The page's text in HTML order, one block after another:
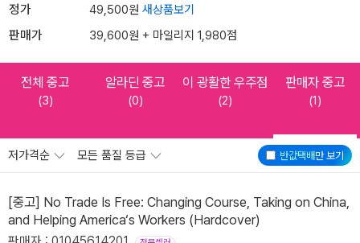
정가 49,500원 새상품보기
판매가 39,600원 + 마일리지 1,980점
전체 중고
(3)
알라딘 중고
(0)
이 광활한 우주점
(2)
판매자 중고
(1)
반값택배만 보기
저가격순 모든 품질 등급
[중고] No Trade Is Free: Changing Course, Taking on China,
and Helping America‘s Workers (Hardcover)